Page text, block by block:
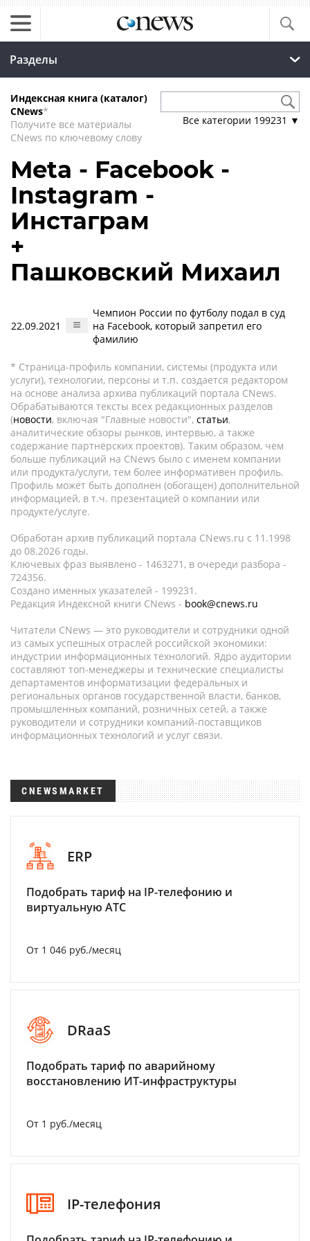
Разделы
Индексная книга (каталог)
CNews*
Получите все материалы
CNews по ключевому слову
Все категории 199231 ▼
Meta - Facebook -
Instagram -
Инстаграм
+
Пашковский Михаил
22.09.2021
Чемпион России по футболу подал в суд
на Facebook, который запретил его
фамилию
* Страница-профиль компании, системы (продукта или
услуги), технологии, персоны и т.п. создается редактором
на основе анализа архива публикаций портала CNews.
Обрабатываются тексты всех редакционных разделов
(новости, включая "Главные новости", статьи,
аналитические обзоры рынков, интервью, а также
содержание партнёрских проектов). Таким образом, чем
больше публикаций на CNews было с именем компании
или продукта/услуги, тем более информативен профиль.
Профиль может быть дополнен (обогащен) дополнительной
информацией, в т.ч. презентацией о компании или
продукте/услуге.
Обработан архив публикаций портала CNews.ru c 11.1998
до 08.2026 годы.
Ключевых фраз выявлено - 1463271, в очереди разбора -
724356.
Создано именных указателей - 199231.
Редакция Индексной книги CNews - book@cnews.ru
Читатели CNews — это руководители и сотрудники одной
из самых успешных отраслей российской экономики:
индустрии информационных технологий. Ядро аудитории
составляют топ-менеджеры и технические специалисты
департаментов информатизации федеральных и
региональных органов государственной власти, банков,
промышленных компаний, розничных сетей, а также
руководители и сотрудники компаний-поставщиков
информационных технологий и услуг связи.
CNEWSMARKET
ERP
Подобрать тариф на IP-телефонию и
виртуальную АТС
От 1 046 руб./месяц
DRaaS
Подобрать тариф по аварийному
восстановлению ИТ-инфраструктуры
От 1 руб./месяц
IP-телефония